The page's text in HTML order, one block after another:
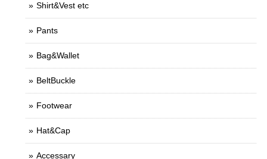
Shirt&Vest etc
Pants
Bag&Wallet
BeltBuckle
Footwear
Hat&Cap
Accessary